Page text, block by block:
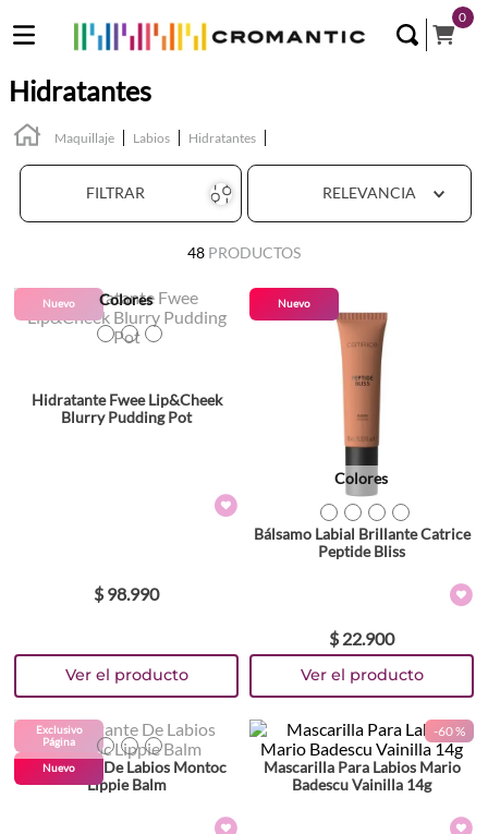
0
Hidratantes
Maquillaje Labios Hidratantes
FILTRAR RELEVANCIA
48 PRODUCTOS
Nuevo Colores
Hidratante Fwee Lip&Cheek
Blurry Pudding Pot
$ 98.990
Nuevo
Colores
Bálsamo Labial Brillante Catrice
Peptide Bliss
$ 22.900
Exclusivo
Página
Nuevo
Hidratante De Labios Montoc
Lippie Balm
-60 %
Mascarilla Para Labios Mario
Badescu Vainilla 14g